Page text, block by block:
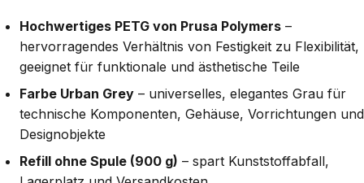
Hochwertiges PETG von Prusa Polymers –
hervorragendes Verhältnis von Festigkeit zu Flexibilität,
geeignet für funktionale und ästhetische Teile
Farbe Urban Grey – universelles, elegantes Grau für
technische Komponenten, Gehäuse, Vorrichtungen und
Designobjekte
Refill ohne Spule (900 g) – spart Kunststoffabfall,